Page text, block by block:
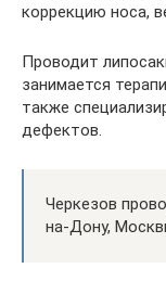
коррекцию носа,
Проводит
занимается
также
дефектов.
Черкезов
на-Дону,